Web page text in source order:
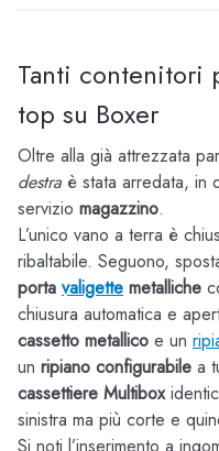
Tanti contenitori
top su Boxer
Oltre alla già attrezzata
destra è stata arredata, in
servizio magazzino.
L’unico vano a terra è
ribaltabile. Seguono,
porta valigette metalliche
chiusura automatica e
cassetto metallico e un
un ripiano configurabile a
cassettiere Multibox
sinistra ma più corte e